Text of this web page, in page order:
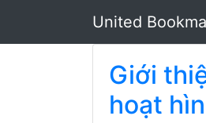
United
Giới
hoạt